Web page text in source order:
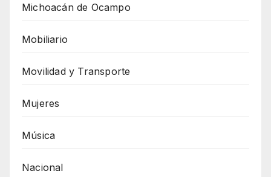
Michoacán de Ocampo
Mobiliario
Movilidad y Transporte
Mujeres
Música
Nacional